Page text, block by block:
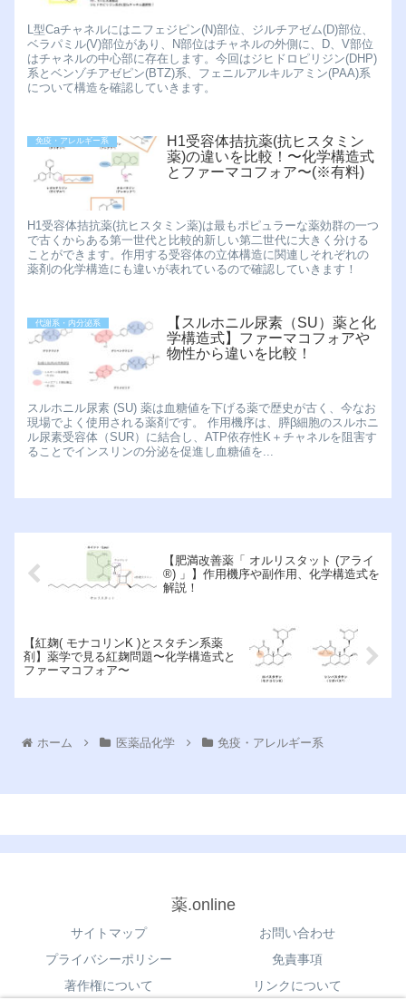
L型Caチャネルにはニフェジピン(N)部位、ジルチアゼム(D)部位、
ベラパミル(V)部位があり、N部位はチャネルの外側に、D、V部位
はチャネルの中心部に存在します。今回はジヒドロピリジン(DHP)
系とベンゾチアゼピン(BTZ)系、フェニルアルキルアミン(PAA)系
について構造を確認していきます。
免疫・アレルギー系
H1受容体拮抗薬(抗ヒスタミン
薬)の違いを比較！〜化学構造式
とファーマコフォア〜(※有料)
H1受容体拮抗薬(抗ヒスタミン薬)は最もポピュラーな薬効群の一つ
で古くからある第一世代と比較的新しい第二世代に大きく分ける
ことができます。作用する受容体の立体構造に関連しそれぞれの
薬剤の化学構造にも違いが表れているので確認していきます！
代謝系・内分泌系
【スルホニル尿素（SU）薬と化
学構造式】ファーマコフォアや
物性から違いを比較！
スルホニル尿素 (SU) 薬は血糖値を下げる薬で歴史が古く、今なお
現場でよく使用される薬剤です。 作用機序は、膵β細胞のスルホニ
ル尿素受容体（SUR）に結合し、ATP依存性K＋チャネルを阻害す
ることでインスリンの分泌を促進し血糖値を...
【肥満改善薬「 オルリスタット (アライ
®︎) 」】作用機序や副作用、化学構造式を
解説！
【紅麹( モナコリンK )とスタチン系薬
剤】薬学で見る紅麹問題〜化学構造式と
ファーマコフォア〜
ホーム 医薬品化学 免疫・アレルギー系
薬.online
サイトマップ
お問い合わせ
プライバシーポリシー
免責事項
著作権について
リンクについて